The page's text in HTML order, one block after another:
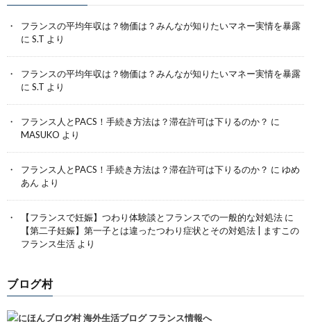
フランスの平均年収は？物価は？みんなが知りたいマネー実情を暴露
に S.T より
フランスの平均年収は？物価は？みんなが知りたいマネー実情を暴露
に S.T より
フランス人とPACS！手続き方法は？滞在許可は下りるのか？ に
MASUKO より
フランス人とPACS！手続き方法は？滞在許可は下りるのか？ に ゆめ
あん より
【フランスで妊娠】つわり体験談とフランスでの一般的な対処法 に
【第二子妊娠】第一子とは違ったつわり症状とその対処法 | ますこの
フランス生活 より
ブログ村